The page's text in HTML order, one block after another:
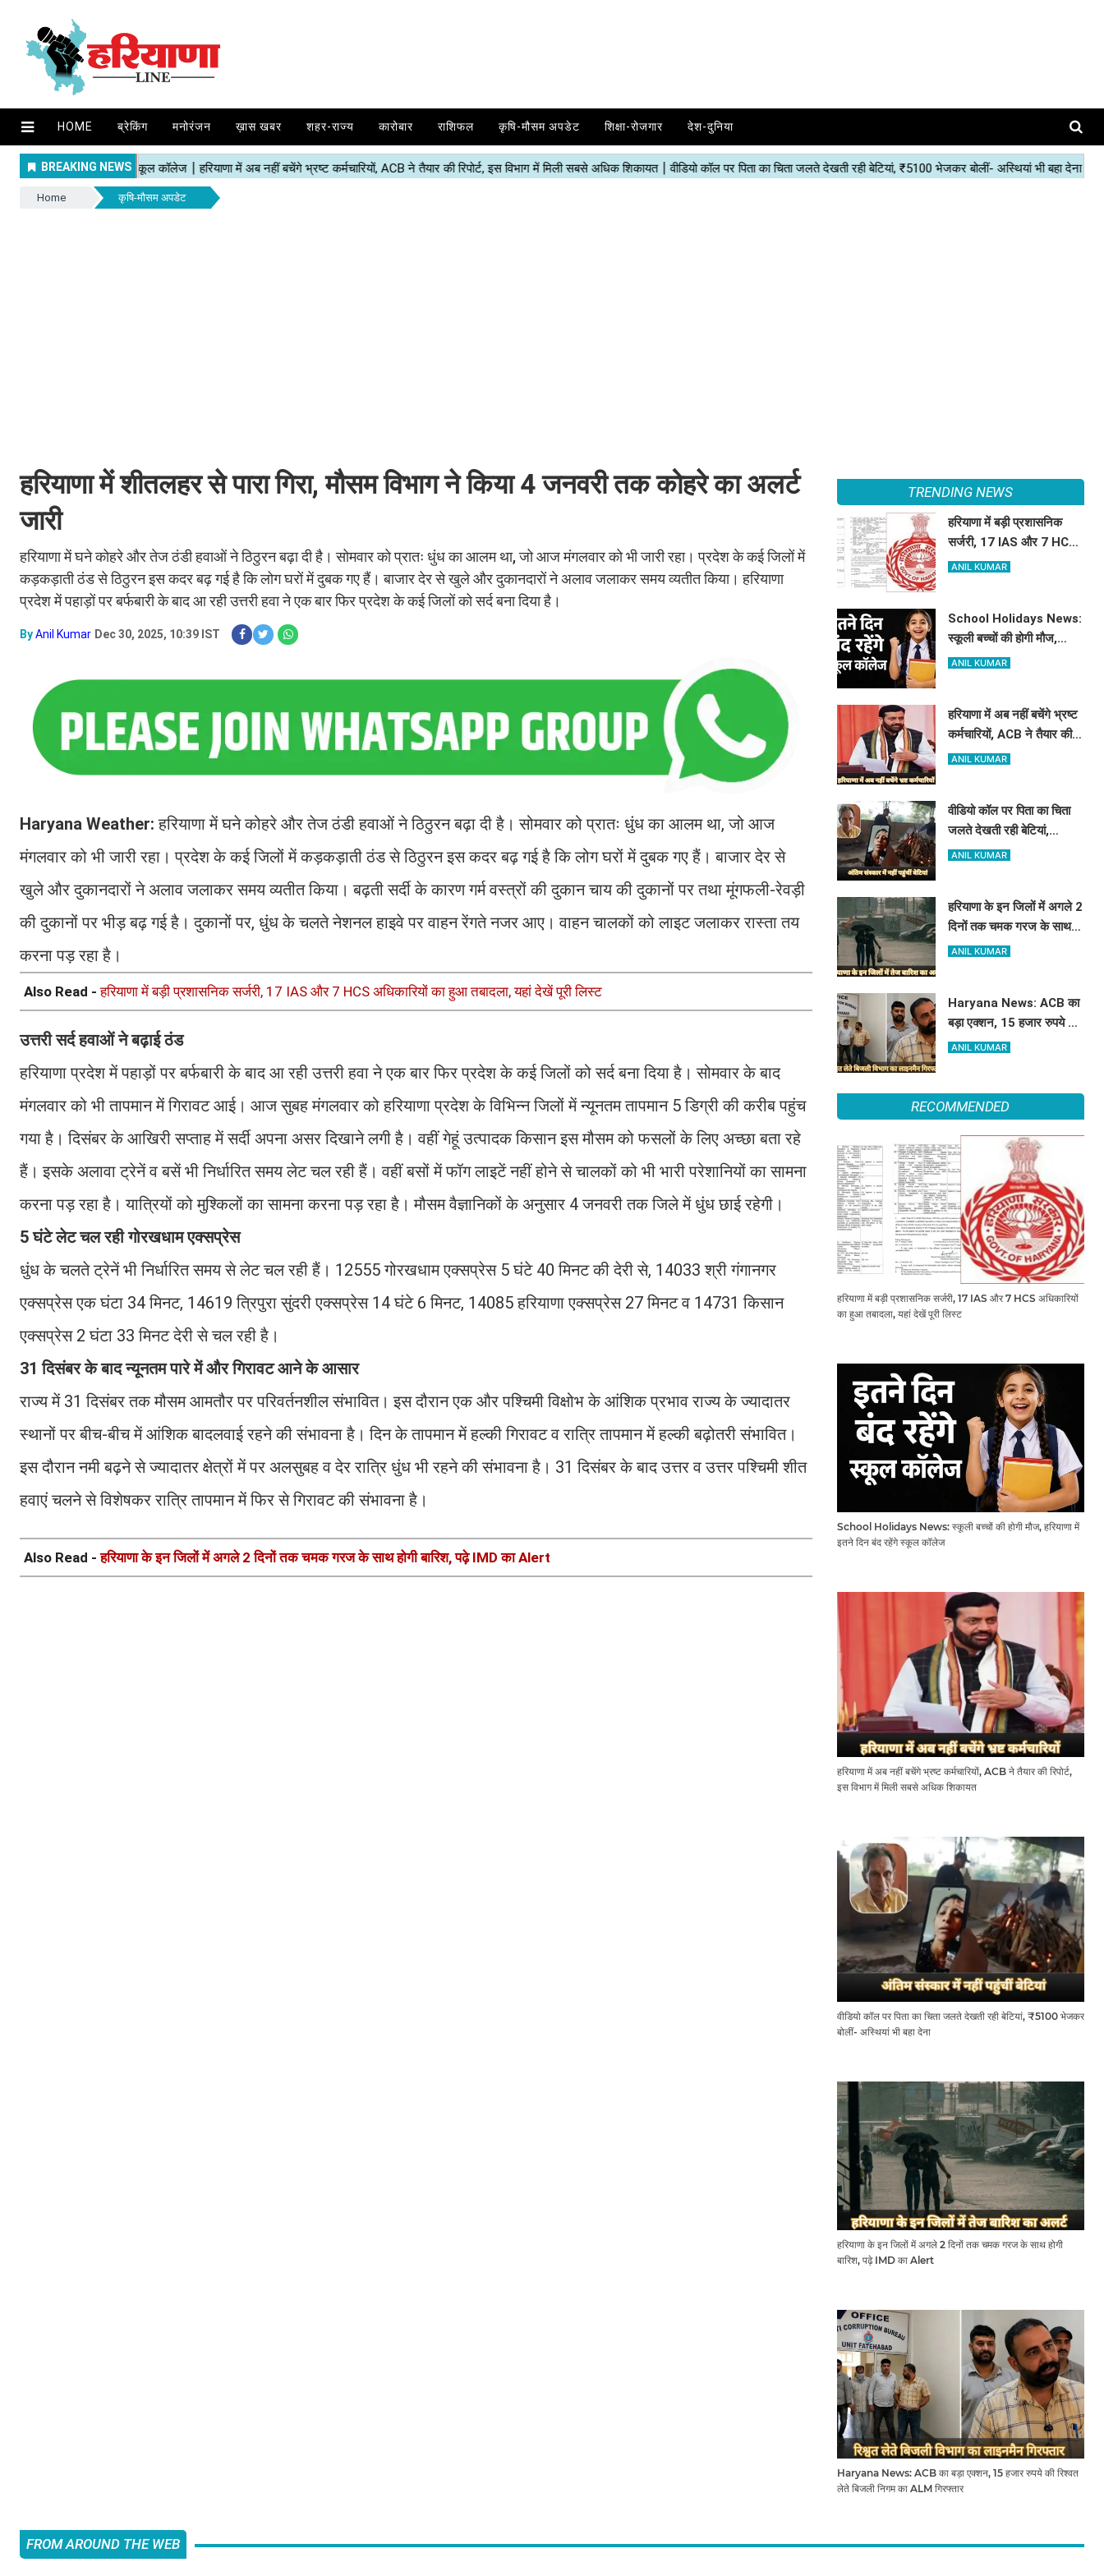
HOME ब्रेकिंग मनोरंजन ख़ास खबर शहर-राज्य कारोबार राशिफल कृषि-मौसम अपडेट शिक्षा-रोजगार देश-दुनिया
Home कृषि-मौसम अपडेट
हरियाणा में शीतलहर से पारा गिरा, मौसम विभाग ने किया 4 जनवरी तक कोहरे का अलर्ट
जारी
हरियाणा में घने कोहरे और तेज ठंडी हवाओं ने ठिठुरन बढ़ा दी है। सोमवार को प्रातः धुंध का आलम था, जो आज मंगलवार को भी जारी रहा। प्रदेश के कई जिलों में
कड़कड़ाती ठंड से ठिठुरन इस कदर बढ़ गई है कि लोग घरों में दुबक गए हैं। बाजार देर से खुले और दुकानदारों ने अलाव जलाकर समय व्यतीत किया। हरियाणा
प्रदेश में पहाड़ों पर बर्फबारी के बाद आ रही उत्तरी हवा ने एक बार फिर प्रदेश के कई जिलों को सर्द बना दिया है।
ByAnil Kumar Dec 30, 2025, 10:39 IST
Haryana Weather:हरियाणा में घने कोहरे और तेज ठंडी हवाओं ने ठिठुरन बढ़ा दी है। सोमवार को प्रातः धुंध का आलम था, जो आज
मंगलवार को भी जारी रहा। प्रदेश के कई जिलों में कड़कड़ाती ठंड से ठिठुरन इस कदर बढ़ गई है कि लोग घरों में दुबक गए हैं। बाजार देर से
खुले और दुकानदारों ने अलाव जलाकर समय व्यतीत किया। बढ़ती सर्दी के कारण गर्म वस्त्रों की दुकान चाय की दुकानों पर तथा मूंगफली-रेवड़ी
की दुकानों पर भीड़ बढ़ गई है। दुकानों पर, धुंध के चलते नेशनल हाइवे पर वाहन रेंगते नजर आए। वाहन चालकों को लाइट जलाकर रास्ता तय
करना पड़ रहा है।
Also Read -हरियाणा में बड़ी प्रशासनिक सर्जरी, 17 IAS और 7 HCS अधिकारियों का हुआ तबादला, यहां देखें पूरी लिस्ट
उत्तरी सर्द हवाओं ने बढ़ाई ठंड
हरियाणा प्रदेश में पहाड़ों पर बर्फबारी के बाद आ रही उत्तरी हवा ने एक बार फिर प्रदेश के कई जिलों को सर्द बना दिया है। सोमवार के बाद
मंगलवार को भी तापमान में गिरावट आई। आज सुबह मंगलवार को हरियाणा प्रदेश के विभिन्न जिलों में न्यूनतम तापमान 5 डिग्री की करीब पहुंच
गया है। दिसंबर के आखिरी सप्ताह में सर्दी अपना असर दिखाने लगी है। वहीं गेहूं उत्पादक किसान इस मौसम को फसलों के लिए अच्छा बता रहे
हैं। इसके अलावा ट्रेनें व बसें भी निर्धारित समय लेट चल रही हैं। वहीं बसों में फॉग लाइटें नहीं होने से चालकों को भी भारी परेशानियों का सामना
करना पड़ रहा है। यात्रियों को मुश्किलों का सामना करना पड़ रहा है। मौसम वैज्ञानिकों के अनुसार 4 जनवरी तक जिले में धुंध छाई रहेगी।
5 घंटे लेट चल रही गोरखधाम एक्सप्रेस
धुंध के चलते ट्रेनें भी निर्धारित समय से लेट चल रही हैं। 12555 गोरखधाम एक्सप्रेस 5 घंटे 40 मिनट की देरी से, 14033 श्री गंगानगर
एक्सप्रेस एक घंटा 34 मिनट, 14619 त्रिपुरा सुंदरी एक्सप्रेस 14 घंटे 6 मिनट, 14085 हरियाणा एक्सप्रेस 27 मिनट व 14731 किसान
एक्सप्रेस 2 घंटा 33 मिनट देरी से चल रही है।
31 दिसंबर के बाद न्यूनतम पारे में और गिरावट आने के आसार
राज्य में 31 दिसंबर तक मौसम आमतौर पर परिवर्तनशील संभावित। इस दौरान एक और पश्चिमी विक्षोभ के आंशिक प्रभाव राज्य के ज्यादातर
स्थानों पर बीच-बीच में आंशिक बादलवाई रहने की संभावना है। दिन के तापमान में हल्की गिरावट व रात्रि तापमान में हल्की बढ़ोतरी संभावित।
इस दौरान नमी बढ़ने से ज्यादातर क्षेत्रों में पर अलसुबह व देर रात्रि धुंध भी रहने की संभावना है। 31 दिसंबर के बाद उत्तर व उत्तर पश्चिमी शीत
हवाएं चलने से विशेषकर रात्रि तापमान में फिर से गिरावट की संभावना है।
Also Read -हरियाणा के इन जिलों में अगले 2 दिनों तक चमक गरज के साथ होगी बारिश, पढ़े IMD का Alert
TRENDING NEWS
हरियाणा में बड़ी प्रशासनिक
सर्जरी, 17 IAS और 7 HCS
अधिकारियों का हुआ तबादला,
ANIL KUMAR
School Holidays News:
स्कूली बच्चों की होगी मौज,
हरियाणा में इतने दिन बंद रहेंगे
ANIL KUMAR
हरियाणा में अब नहीं बचेंगे भ्रष्ट
कर्मचारियों, ACB ने तैयार की
रिपोर्ट, इस विभाग में मिली सबसे
ANIL KUMAR
वीडियो कॉल पर पिता का चिता
जलते देखती रही बेटियां,
₹5100 भेजकर बोलीं- अस्थियां
ANIL KUMAR
हरियाणा के इन जिलों में अगले 2
दिनों तक चमक गरज के साथ
होगी बारिश, पढ़े IMD का
ANIL KUMAR
Haryana News: ACB का
बड़ा एक्शन, 15 हजार रुपये की
रिश्वत लेते बिजली निगम का
ANIL KUMAR
RECOMMENDED
हरियाणा में बड़ी प्रशासनिक सर्जरी, 17 IAS और 7 HCS अधिकारियों
का हुआ तबादला, यहां देखें पूरी लिस्ट
School Holidays News: स्कूली बच्चों की होगी मौज, हरियाणा में
इतने दिन बंद रहेंगे स्कूल कॉलेज
हरियाणा में अब नहीं बचेंगे भ्रष्ट कर्मचारियों, ACB ने तैयार की रिपोर्ट,
इस विभाग में मिली सबसे अधिक शिकायत
वीडियो कॉल पर पिता का चिता जलते देखती रही बेटियां, ₹5100 भेजकर
बोलीं- अस्थियां भी बहा देना
हरियाणा के इन जिलों में अगले 2 दिनों तक चमक गरज के साथ होगी
बारिश, पढ़े IMD का Alert
Haryana News: ACB का बड़ा एक्शन, 15 हजार रुपये की रिश्वत
लेते बिजली निगम का ALM गिरफ्तार
FROM AROUND THE WEB